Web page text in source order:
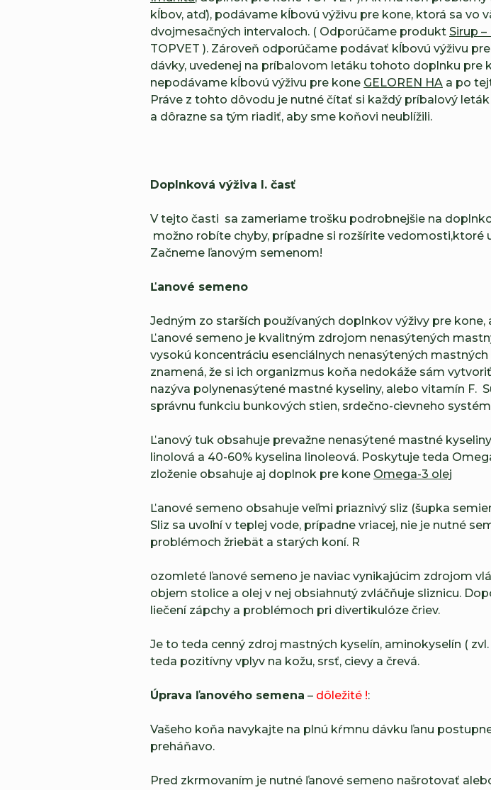
kĺbov, atď), podávame kĺbovú výživu pre kone, ktorá sa vo
dvojmesačných intervaloch. ( Odporúčame produkt Sirup
TOPVET ). Zároveň odporúčame podávať kĺbovú výživu
dávky, uvedenej na príbalovom letáku tohoto doplnku pre
nepodávame kĺbovú výživu pre kone GELOREN HA a po
Práve z tohto dôvodu je nutné čítať si každý príbalový
a dôrazne sa tým riadiť, aby sme koňovi neublížili.
Doplnková výživa I. časť
V tejto časti sa zameriame trošku podrobnejšie na
možno robíte chyby, prípadne si rozšírite vedomosti,ktoré
Začneme ľanovým semenom!
Ľanové semeno
Jedným zo starších používaných doplnkov výživy pre
Ľanové semeno je kvalitným zdrojom nenasýtených
vysokú koncentráciu esenciálnych nenasýtených
znamená, že si ich organizmus koňa nedokáže sám
nazýva polynenasýtené mastné kyseliny, alebo vitamín F.
správnu funkciu bunkových stien, srdečno-cievneho
Ľanový tuk obsahuje prevažne nenasýtené mastné
linolová a 40-60% kyselina linoleová. Poskytuje teda
zloženie obsahuje aj doplnok pre kone Omega-3 olej
Ľanové semeno obsahuje veľmi priaznivý sliz (šupka
Sliz sa uvoľní v teplej vode, prípadne vriacej, nie je nutné
problémoch žriebät a starých koní. R
ozomleté ľanové semeno je naviac vynikajúcim zdrojom
objem stolice a olej v nej obsiahnutý zvláčňuje sliznicu.
liečení zápchy a problémoch pri divertikulóze čriev.
Je to teda cenný zdroj mastných kyselín, aminokyselín ( zvl.
teda pozitívny vplyv na kožu, srsť, cievy a črevá.
Úprava ľanového semena – dôležité !:
Vašeho koňa navykajte na plnú kŕmnu dávku ľanu
preháňavo.
Pred zkrmovaním je nutné ľanové semeno našrotovať